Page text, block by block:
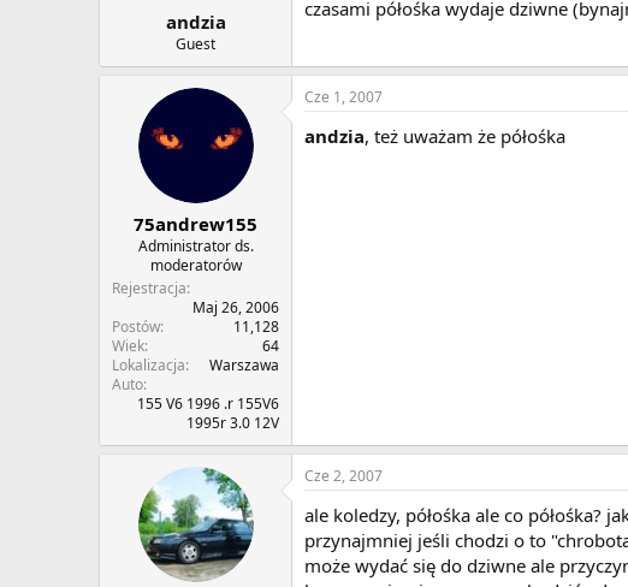
andzia
Guest
czasami półośka wydaje dziwne
75andrew155
Administrator ds.
moderatorów
Rejestracja
Maj 26, 2006
Postów
11,128
Wiek
64
Lokalizacja
Warszawa
Auto
155 V6 1996 .r 155V6
1995r 3.0 12V
Cze 1, 2007
andzia, też uważam że półośka
Cze 2, 2007
ale koledzy, półośka ale co półośka?
przynajmniej jeśli chodzi o to
może wydać się do dziwne ale